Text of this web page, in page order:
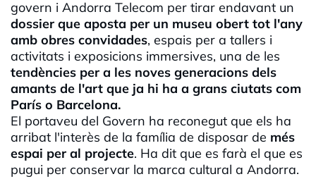
govern i Andorra Telecom per tirar endavant un
dossier que aposta per un museu obert tot l'any
amb obres convidades, espais per a tallers i
activitats i exposicions immersives, una de les
tendències per a les noves generacions dels
amants de l'art que ja hi ha a grans ciutats com
París o Barcelona.
El portaveu del Govern ha reconegut que els ha
arribat l'interès de la família de disposar de més
espai per al projecte. Ha dit que es farà el que es
pugui per conservar la marca cultural a Andorra.